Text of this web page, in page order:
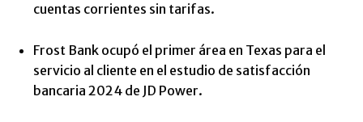
cuentas corrientes sin tarifas.
Frost Bank ocupó el primer área en Texas para el
servicio al cliente en el estudio de satisfacción
bancaria 2024 de JD Power.